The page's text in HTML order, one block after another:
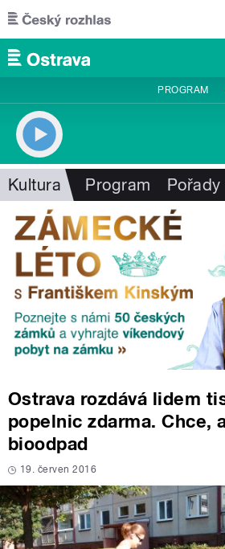
Přejít k hlavnímu obsahu
PROGRAM
Kultura Program Pořady
Ostrava rozdává lidem
popelnic zdarma. Chce,
bioodpad
19. červen 2016